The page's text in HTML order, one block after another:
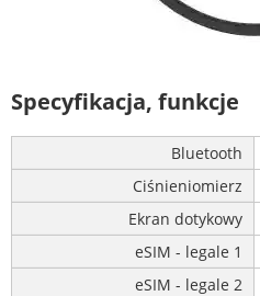
Specyfikacja, funkcje
Bluetooth
Ciśnieniomierz
Ekran dotykowy
eSIM - legale 1
eSIM - legale 2